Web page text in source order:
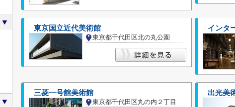
東京国立近代美術館
東京都千代田区北の丸公園
インタ
三菱一号館美術館
東京都千代田区丸の内２丁目
出光美